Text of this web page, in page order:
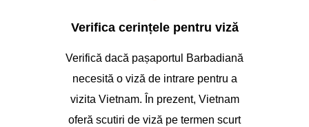
Verifica cerințele pentru viză
Verifică dacă pașaportul Barbadiană
necesită o viză de intrare pentru a
vizita Vietnam. În prezent, Vietnam
oferă scutiri de viză pe termen scurt